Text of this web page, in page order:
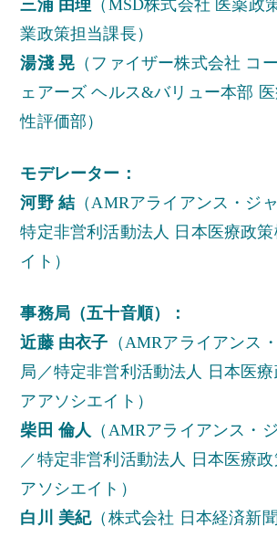
三浦 由理 （MSD株式会社 医薬政
業政策担当課長）
湯淺 晃 （ファイザー株式会社 コ
ェアーズ ヘルス&バリュー本部
性評価部）
モデレーター：
河野 結 （AMRアライアンス・ジ
特定非営利活動法人 日本医療政
イト）
事務局（五十音順）：
近藤 由衣子 （AMRアライアンス
局／特定非営利活動法人 日本医
アアソシエイト）
柴田 倫人 （AMRアライアンス・
／特定非営利活動法人 日本医療
アソシエイト）
白川 美紀（株式会社 日本経済新